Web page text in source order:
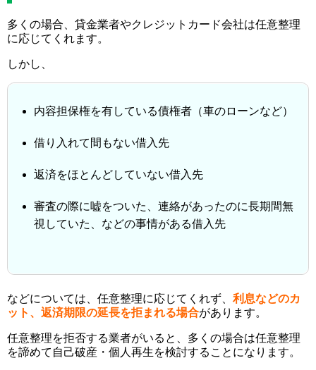
多くの場合、貸金業者やクレジットカード会社は任意整理
に応じてくれます。
しかし、
内容担保権を有している債権者（車のローンなど）
借り入れて間もない借入先
返済をほとんどしていない借入先
審査の際に嘘をついた、連絡があったのに長期間無
視していた、などの事情がある借入先
などについては、任意整理に応じてくれず、 利息などのカ
ット、返済期限の延長を拒まれる場合があります。
任意整理を拒否する業者がいると、多くの場合は任意整理
を諦めて自己破産・個人再生を検討することになります。